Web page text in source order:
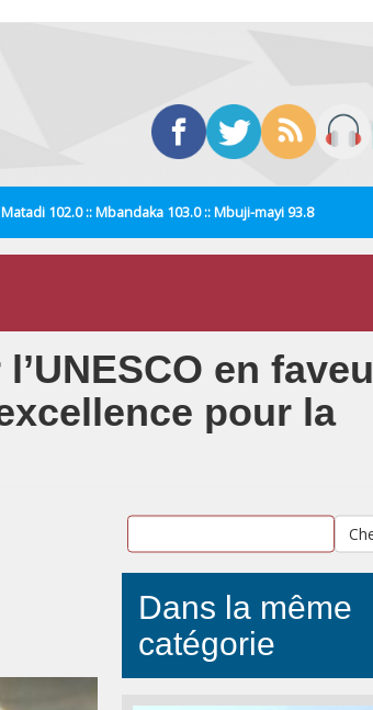
102.0 :: Mbandaka 103.0 :: Mbuji-mayi 93.8
en
pour la
Dans la même
catégorie